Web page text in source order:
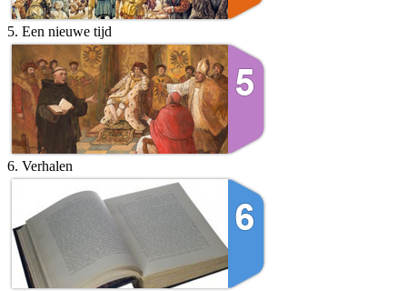
5. Een nieuwe tijd
6. Verhalen